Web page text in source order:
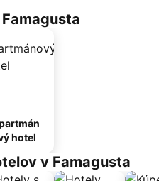
hotel
v Famagusta